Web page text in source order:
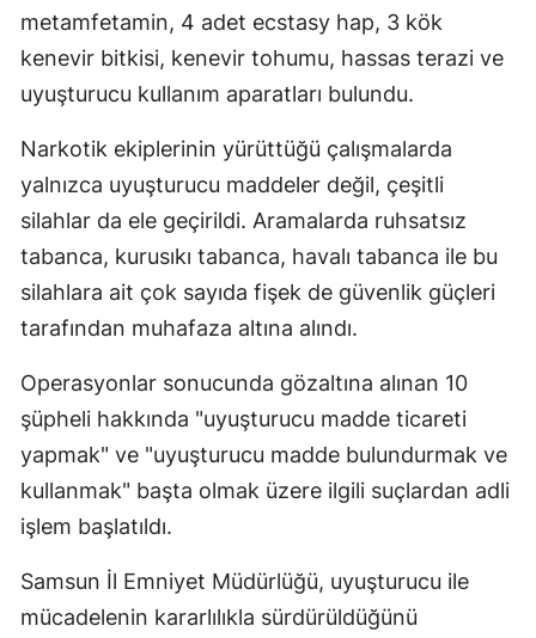
metamfetamin, 4 adet ecstasy hap, 3 kök
kenevir bitkisi, kenevir tohumu, hassas terazi ve
uyuşturucu kullanım aparatları bulundu.
Narkotik ekiplerinin yürüttüğü çalışmalarda
yalnızca uyuşturucu maddeler değil, çeşitli
silahlar da ele geçirildi. Aramalarda ruhsatsız
tabanca, kurusıkı tabanca, havalı tabanca ile bu
silahlara ait çok sayıda fişek de güvenlik güçleri
tarafından muhafaza altına alındı.
Operasyonlar sonucunda gözaltına alınan 10
şüpheli hakkında "uyuşturucu madde ticareti
yapmak" ve "uyuşturucu madde bulundurmak ve
kullanmak" başta olmak üzere ilgili suçlardan adli
işlem başlatıldı.
Samsun İl Emniyet Müdürlüğü, uyuşturucu ile
mücadelenin kararlılıkla sürdürüldüğünü